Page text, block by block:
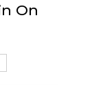
On